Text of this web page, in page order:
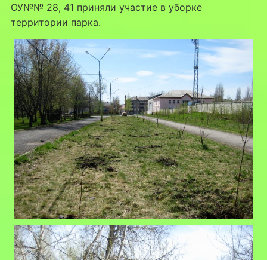
ОУ№№ 28, 41 приняли участие в уборке
территории парка.